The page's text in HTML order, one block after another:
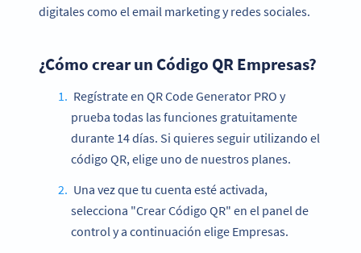
digitales como el email marketing y redes sociales.
¿Cómo crear un Código QR Empresas?
Regístrate en QR Code Generator PRO y
prueba todas las funciones gratuitamente
durante 14 días. Si quieres seguir utilizando el
código QR, elige uno de nuestros planes.
Una vez que tu cuenta esté activada,
selecciona "Crear Código QR" en el panel de
control y a continuación elige Empresas.